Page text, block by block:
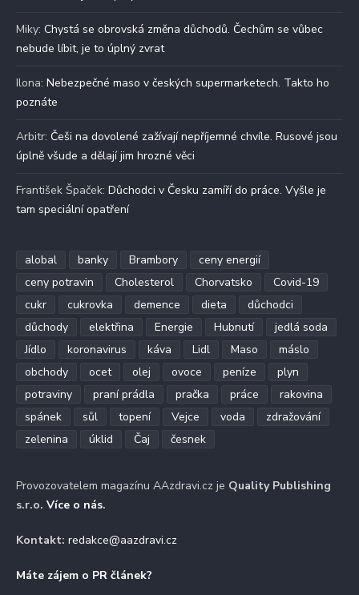
Miky: Chystá se obrovská změna důchodů. Čechům se vůbec
nebude líbit, je to úplný zvrat
Ilona: Nebezpečné maso v českých supermarketech. Takto ho
poznáte
Arbitr: Češi na dovolené zažívají nepříjemné chvíle. Rusové jsou
úplně všude a dělají jim hrozné věci
František Špaček: Důchodci v Česku zamíří do práce. Vyšle je
tam speciální opatření
alobal banky Brambory
ceny energií
ceny potravin
Cholesterol Chorvatsko
Covid-19
cukr
cukrovka demence dieta
důchodci
důchody
elektřina Energie Hubnutí
jedlá soda
Jídlo
koronavirus káva Lidl Maso
máslo
obchody
ocet olej ovoce peníze
plyn
potraviny
praní prádla pračka práce
rakovina
spánek
sůl topení Vejce voda
zdražování
zelenina
úklid Čaj česnek
Provozovatelem magazínu AAzdravi.cz je Quality Publishing
s.r.o. Více o nás.
Kontakt: redakce@aazdravi.cz
Máte zájem o PR článek?